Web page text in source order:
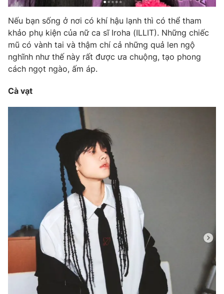
Nếu bạn sống ở nơi có khí hậu lạnh thì có thể tham
khảo phụ kiện của nữ ca sĩ Iroha (ILLIT). Những chiếc
mũ có vành tai và thậm chí cả những quả len ngộ
nghĩnh như thế này rất được ưa chuộng, tạo phong
cách ngọt ngào, ấm áp.
Cà vạt